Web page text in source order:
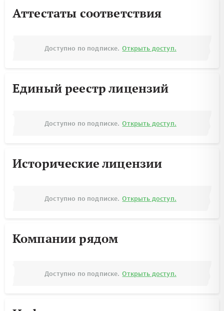
Аттестаты соответствия
Доступно по подписке. Открыть доступ.
Единый реестр лицензий
Доступно по подписке. Открыть доступ.
Исторические лицензии
Доступно по подписке. Открыть доступ.
Компании рядом
Доступно по подписке. Открыть доступ.